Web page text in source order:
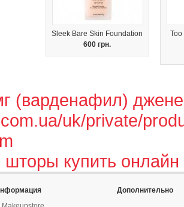
Sleek Bare Skin Foundation
600 грн.
Too
(варденафил)
uk/private/
купить онлайн
Дополнительно